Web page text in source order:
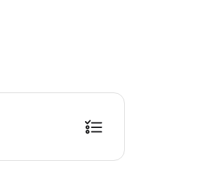
직원에게 문의하세요. - 모든 연령과 레벨 - 초